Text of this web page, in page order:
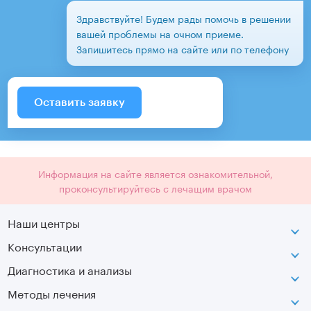
Здравствуйте! Будем рады помочь в решении
вашей проблемы на очном приеме.
Запишитесь прямо на сайте или по телефону
Оставить заявку
Информация на сайте является ознакомительной,
проконсультируйтесь с лечащим врачом
Наши центры
Петроградская
Лаборатория движения
Московская
Консультации
Диагностика и анализы
МРТ
Методы лечения